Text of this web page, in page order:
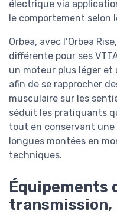
électrique via
le comportement selon
Orbea, avec l’Orbea
différente pour ses
un moteur plus léger et
afin de se rapprocher
musculaire sur les
séduit les pratiquants
tout en conservant une
longues montées en
techniques.
Équipements
transmission,